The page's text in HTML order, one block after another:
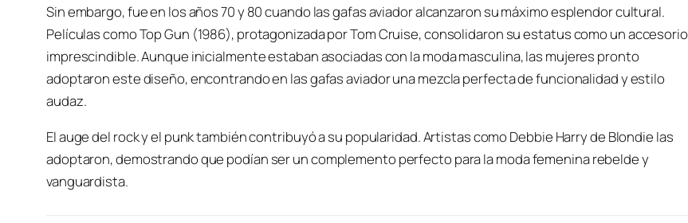
Sin embargo, fue en los años 70 y 80 cuando las gafas aviador alcanzaron su máximo esplendor cultural.
Películas como Top Gun (1986), protagonizada por Tom Cruise, consolidaron su estatus como un accesorio
imprescindible. Aunque inicialmente estaban asociadas con la moda masculina, las mujeres pronto
adoptaron este diseño, encontrando en las gafas aviador una mezcla perfecta de funcionalidad y estilo
audaz.
El auge del rock y el punk también contribuyó a su popularidad. Artistas como Debbie Harry de Blondie las
adoptaron, demostrando que podían ser un complemento perfecto para la moda femenina rebelde y
vanguardista.